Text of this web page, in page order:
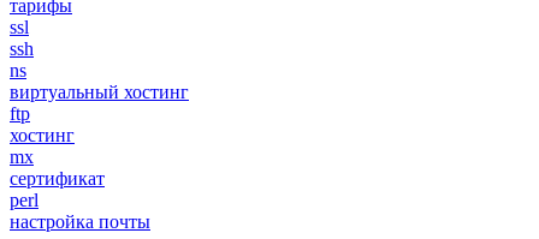
тарифы
ssl
ssh
ns
виртуальный хостинг
ftp
хостинг
mx
сертификат
perl
настройка почты